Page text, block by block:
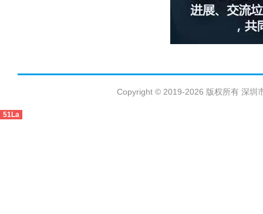
Copyright © 2019-2026 版权所有 深圳
51La